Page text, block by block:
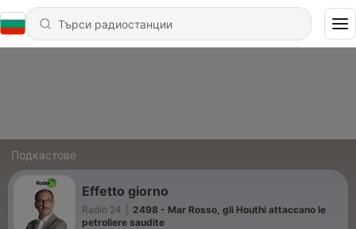
Подкастове
Effetto giorno
Radio 24
2498 - Mar Rosso, gli Houthi attaccano le
petroliere saudite